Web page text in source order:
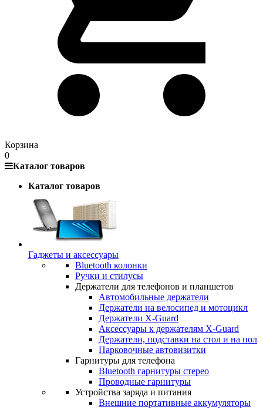
Корзина
0
Каталог товаров
Каталог товаров
Гаджеты и аксессуары
Bluetooth колонки
Ручки и стилусы
Держатели для телефонов и планшетов
Автомобильные держатели
Держатели на велосипед и мотоцикл
Держатели X-Guard
Аксессуары к держателям X-Guard
Держатели, подставки на стол и на пол
Парковочные автовизитки
Гарнитуры для телефона
Bluetooth гарнитуры стерео
Проводные гарнитуры
Устройства заряда и питания
Внешние портативные аккумуляторы